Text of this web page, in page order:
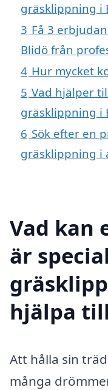
gräsklippning i
3 Få 3
Blidö från
4 Hur mycket
5 Vad hjälper
gräsklippning i
6 Sök efter en
gräsklippning i
Vad kan
är
hjälpa
Att hålla sin
många